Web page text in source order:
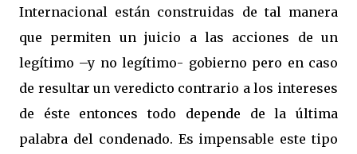
Internacional están construidas de tal manera
que permiten un juicio a las acciones de un
legítimo –y no legítimo- gobierno pero en caso
de resultar un veredicto contrario a los intereses
de éste entonces todo depende de la última
palabra del condenado. Es impensable este tipo